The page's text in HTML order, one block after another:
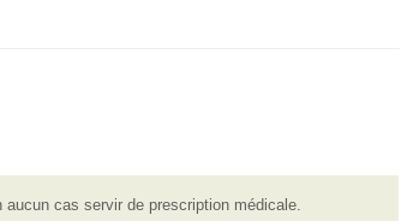
cas servir de prescription médicale.